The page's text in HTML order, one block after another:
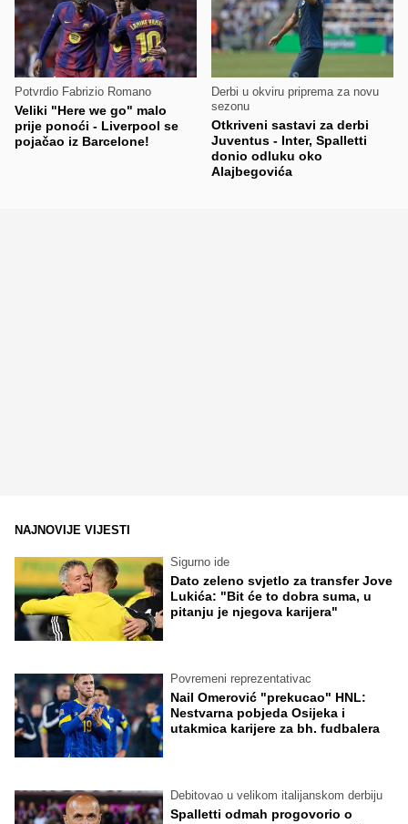
Potvrdio Fabrizio Romano
Veliki "Here we go" malo
prije ponoći - Liverpool se
pojačao iz Barcelone!
Derbi u okviru priprema za novu
sezonu
Otkriveni sastavi za derbi
Juventus - Inter, Spalletti
donio odluku oko
Alajbegovića
NAJNOVIJE VIJESTI
Sigurno ide
Dato zeleno svjetlo za transfer Jove
Lukića: "Bit će to dobra suma, u
pitanju je njegova karijera"
Povremeni reprezentativac
Nail Omerović "prekucao" HNL:
Nestvarna pobjeda Osijeka i
utakmica karijere za bh. fudbalera
Debitovao u velikom italijanskom derbiju
Spalletti odmah progovorio o